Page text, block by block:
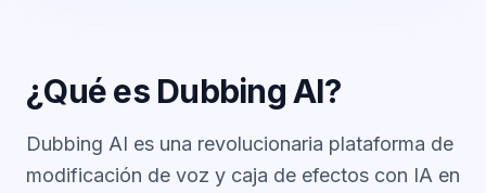
¿Qué es Dubbing AI?
Dubbing AI es una revolucionaria plataforma de
modificación de voz y caja de efectos con IA en